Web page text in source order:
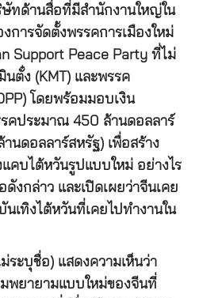
ทด้านสื่อที่มีสำนักงานใหญ่ใน
การจัดตั้งพรรคการเมืองใหม่
Support Peace Party ที่ไม่
ตั๋ง (KMT) และพรรค
โดยพร้อมมอบเงิน
คประมาณ 450 ล้านดอลลาร์
นดอลลาร์สหรัฐ) เพื่อสร้าง
คบไต้หวันรูปแบบใหม่ อย่างไร
งกล่าว และเปิดเผยว่าจีนเคย
เทิงไต้หวันที่เคยไปทำงานใน
ระบุชื่อ) แสดงความเห็นว่า
พยายามแบบใหม่ของจีนที่